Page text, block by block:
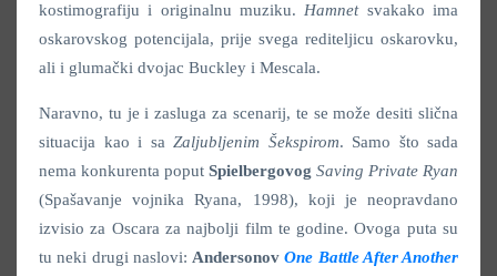
kostimografiju i originalnu muziku. Hamnet svakako ima
oskarovskog potencijala, prije svega rediteljicu oskarovku,
ali i glumački dvojac Buckley i Mescala.
Naravno, tu je i zasluga za scenarij, te se može desiti slična
situacija kao i sa Zaljubljenim Šekspirom. Samo što sada
nema konkurenta poput Spielbergovog Saving Private Ryan
(Spašavanje vojnika Ryana, 1998), koji je neopravdano
izvisio za Oscara za najbolji film te godine. Ovoga puta su
tu neki drugi naslovi: Andersonov One Battle After Another